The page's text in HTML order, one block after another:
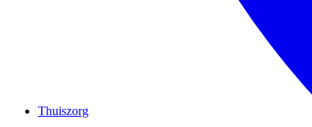
Thuiszorg